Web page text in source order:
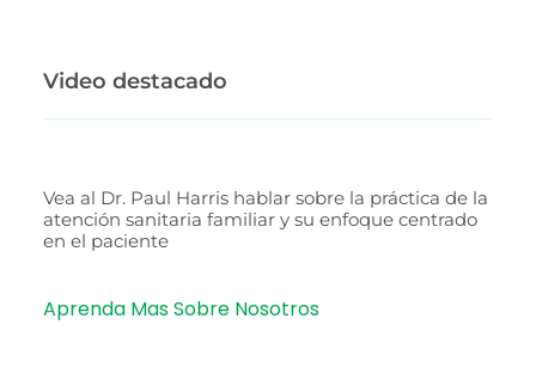
Video destacado
Vea al Dr. Paul Harris hablar sobre la práctica de la
atención sanitaria familiar y su enfoque centrado
en el paciente
Aprenda Mas Sobre Nosotros